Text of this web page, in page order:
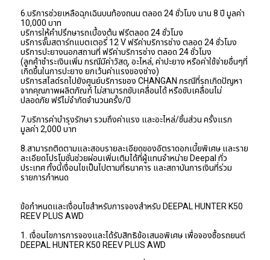
6.บริการช่วยเหลือฉุกเฉินบนท้องถนน ตลอด 24 ชั่วโมง นาน 8 ปี มูลค่า
10,000 บาท
บริการให้คำปรึกษารถเบื้องต้น ฟรีตลอด 24 ชั่วโมง
บริการจั๊มสตาร์ทแบตเตอรี่ 12 V ฟรีค่าบริการช่าง ตลอด 24 ชั่วโมง
บริการปะยางนอกสถานที่ ฟรีค่าบริการช่าง ตลอด 24 ชั่วโมง
(ลูกค้าชำระเงินเพิ่ม กรณีมีค่าวัสดุ, อะไหล่, ค่าปะยาง หรือค่าใช้จ่ายอื่นๆที่
เกิดขึ้นในการปะยาง ยกเว้นค่าแรงของช่าง)
บริการสไลด์รถไปยังศูนย์บริการของ CHANGAN กรณีที่รถเกิดปัญหา
จากคุณภาพผลิตภัณฑ์ ไม่สามารถขับเคลื่อนได้ หรือขับเคลื่อนไม่
ปลอดภัย ฟรีไม่จำกัดจำนวนครั้ง/ปี
7.บริการค่าบำรุงรักษา รวมถึงค่าแรง และอะไหล่/ชิ้นส่วน ครั้งแรก
มูลค่า 2,000 บาท
8.สามารถติดตามและสอบรายละเอียดของอัตราดอกเบี้ยพิเศษ และราย
ละเอียดโปรโมชั่นช่วยผ่อนเพิ่มเติมได้ที่ผู้แทนจำหน่าย Deepal ทั่ว
ประเทศ ทั้งนี้เงื่อนไขเป็นไปตามที่ธนาคาร และสถาบันการเงินที่ร่วม
รายการกำหนด
ข้อกำหนดและเงื่อนไขสำหรับการจองสำหรับ DEEPAL HUNTER K50
REEV PLUS AWD
1. เงื่อนไขการการจองและได้รับสิทธิข้อเสนอพิเศษ เพื่อจองซื้อรถยนต์
DEEPAL HUNTER K50 REEV PLUS AWD